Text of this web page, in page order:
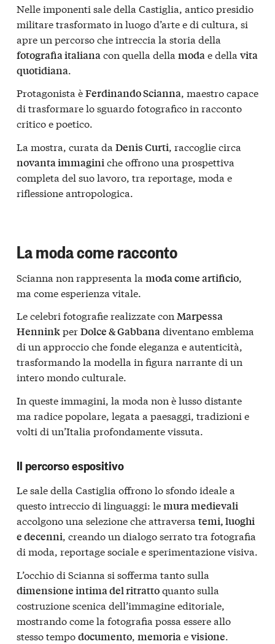
Nelle imponenti sale della Castiglia, antico presidio
militare trasformato in luogo d’arte e di cultura, si
apre un percorso che intreccia la storia della
fotografia italianacon quella della modae della vita
quotidiana.
Protagonista èFerdinando Scianna, maestro capace
di trasformare lo sguardo fotografico in racconto
critico e poetico.
La mostra, curata da Denis Curti, raccoglie circa
novanta immaginiche offrono una prospettiva
completa del suo lavoro, tra reportage, moda e
riflessione antropologica.
La moda come racconto
Scianna non rappresenta la moda come artificio,
ma come esperienza vitale.
Le celebri fotografie realizzate con Marpessa
HenninkperDolce & Gabbanadiventano emblema
di un approccio che fonde eleganza e autenticità,
trasformando la modella in figura narrante di un
intero mondo culturale.
In queste immagini, la moda non è lusso distante
ma radice popolare, legata a paesaggi, tradizioni e
volti di un’Italia profondamente vissuta.
Il percorso espositivo
Le sale della Castiglia offrono lo sfondo ideale a
questo intreccio di linguaggi: lemura medievali
accolgono una selezione che attraversa temi, luoghi
e decenni, creando un dialogo serrato tra fotografia
di moda, reportage sociale e sperimentazione visiva.
L’occhio di Scianna si sofferma tanto sulla
dimensione intima del ritrattoquanto sulla
costruzione scenica dell’immagine editoriale,
mostrando come la fotografia possa essere allo
stesso tempodocumento, memoriaevisione.